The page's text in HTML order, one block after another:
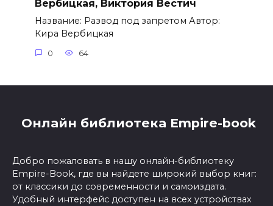
Вербицкая, Виктория Вестич
Название: Развод под запретом Автор:
Кира Вербицкая
0 64
Онлайн библиотека Empire-book
Добро пожаловать в нашу онлайн-библиотеку
Empire-Book, где вы найдете широкий выбор книг:
от классики до современности и самоиздата.
Удобный интерфейс доступен на всех устройствах